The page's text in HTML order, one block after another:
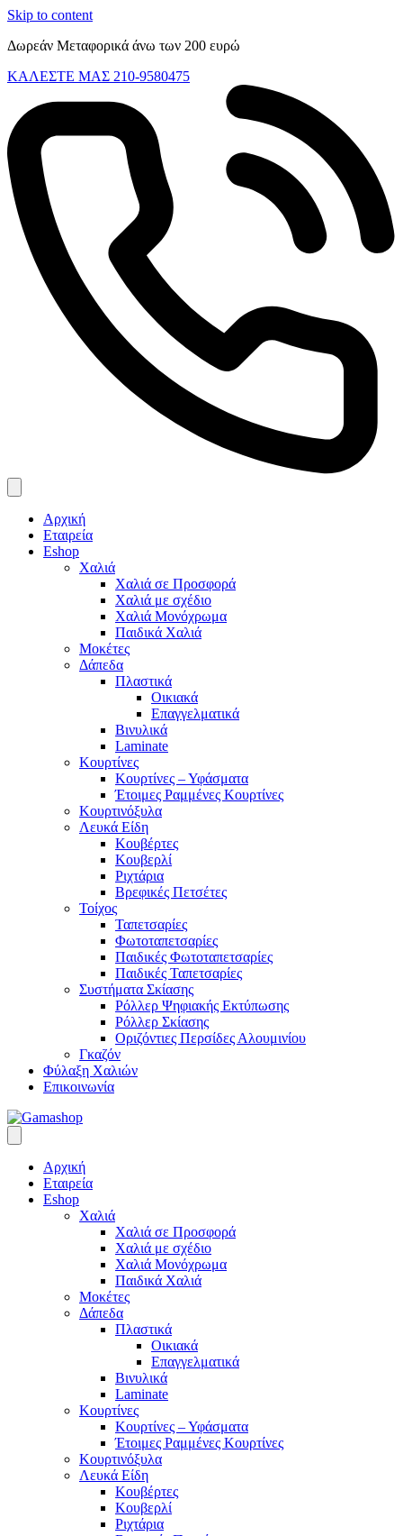
Skip to content
Δωρεάν Μεταφορικά άνω των 200 ευρώ
ΚΑΛΕΣΤΕ ΜΑΣ 210-9580475
Αρχική
Εταιρεία
Eshop
Χαλιά
Χαλιά σε Προσφορά
Χαλιά με σχέδιο
Χαλιά Μονόχρωμα
Παιδικά Χαλιά
Μοκέτες
Δάπεδα
Πλαστικά
Οικιακά
Επαγγελματικά
Βινυλικά
Laminate
Κουρτίνες
Κουρτίνες – Υφάσματα
Έτοιμες Ραμμένες Κουρτίνες
Κουρτινόξυλα
Λευκά Είδη
Κουβέρτες
Κουβερλί
Ριχτάρια
Βρεφικές Πετσέτες
Τοίχος
Ταπετσαρίες
Φωτοταπετσαρίες
Παιδικές Φωτοταπετσαρίες
Παιδικές Ταπετσαρίες
Συστήματα Σκίασης
Ρόλλερ Ψηφιακής Εκτύπωσης
Ρόλλερ Σκίασης
Οριζόντιες Περσίδες Αλουμινίου
Γκαζόν
Φύλαξη Χαλιών
Επικοινωνία
Αρχική
Εταιρεία
Eshop
Χαλιά
Χαλιά σε Προσφορά
Χαλιά με σχέδιο
Χαλιά Μονόχρωμα
Παιδικά Χαλιά
Μοκέτες
Δάπεδα
Πλαστικά
Οικιακά
Επαγγελματικά
Βινυλικά
Laminate
Κουρτίνες
Κουρτίνες – Υφάσματα
Έτοιμες Ραμμένες Κουρτίνες
Κουρτινόξυλα
Λευκά Είδη
Κουβέρτες
Κουβερλί
Ριχτάρια